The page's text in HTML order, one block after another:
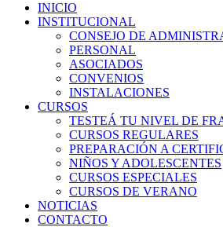
INICIO
INSTITUCIONAL
CONSEJO DE
PERSONAL
ASOCIADOS
CONVENIOS
INSTALACIONES
CURSOS
TESTEÁ TU NIVEL DE
CURSOS REGULARES
PREPARACIÓN A
NIÑOS Y ADOLESCENTES
CURSOS ESPECIALES
CURSOS DE VERANO
NOTICIAS
CONTACTO